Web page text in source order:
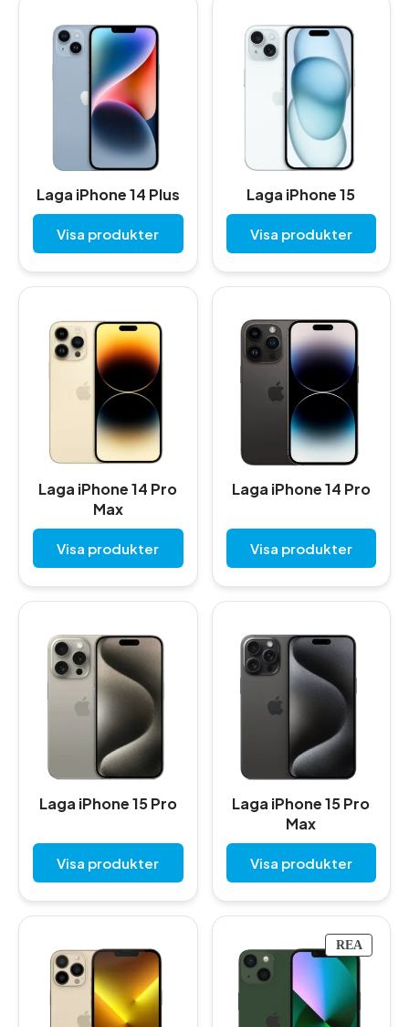
Laga iPhone 14 Plus
Visa produkter
Laga iPhone 15
Visa produkter
Laga iPhone 14 Pro
Max
Visa produkter
Laga iPhone 14 Pro
Visa produkter
Laga iPhone 15 Pro
Visa produkter
Laga iPhone 15 Pro
Max
Visa produkter
REAP
R